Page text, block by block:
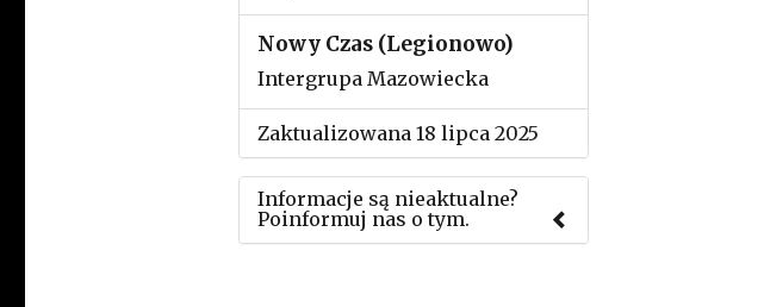
Nowy Czas (Legionowo)
Intergrupa Mazowiecka
Zaktualizowana 18 lipca 2025
Informacje są nieaktualne?
Poinformuj nas o tym.